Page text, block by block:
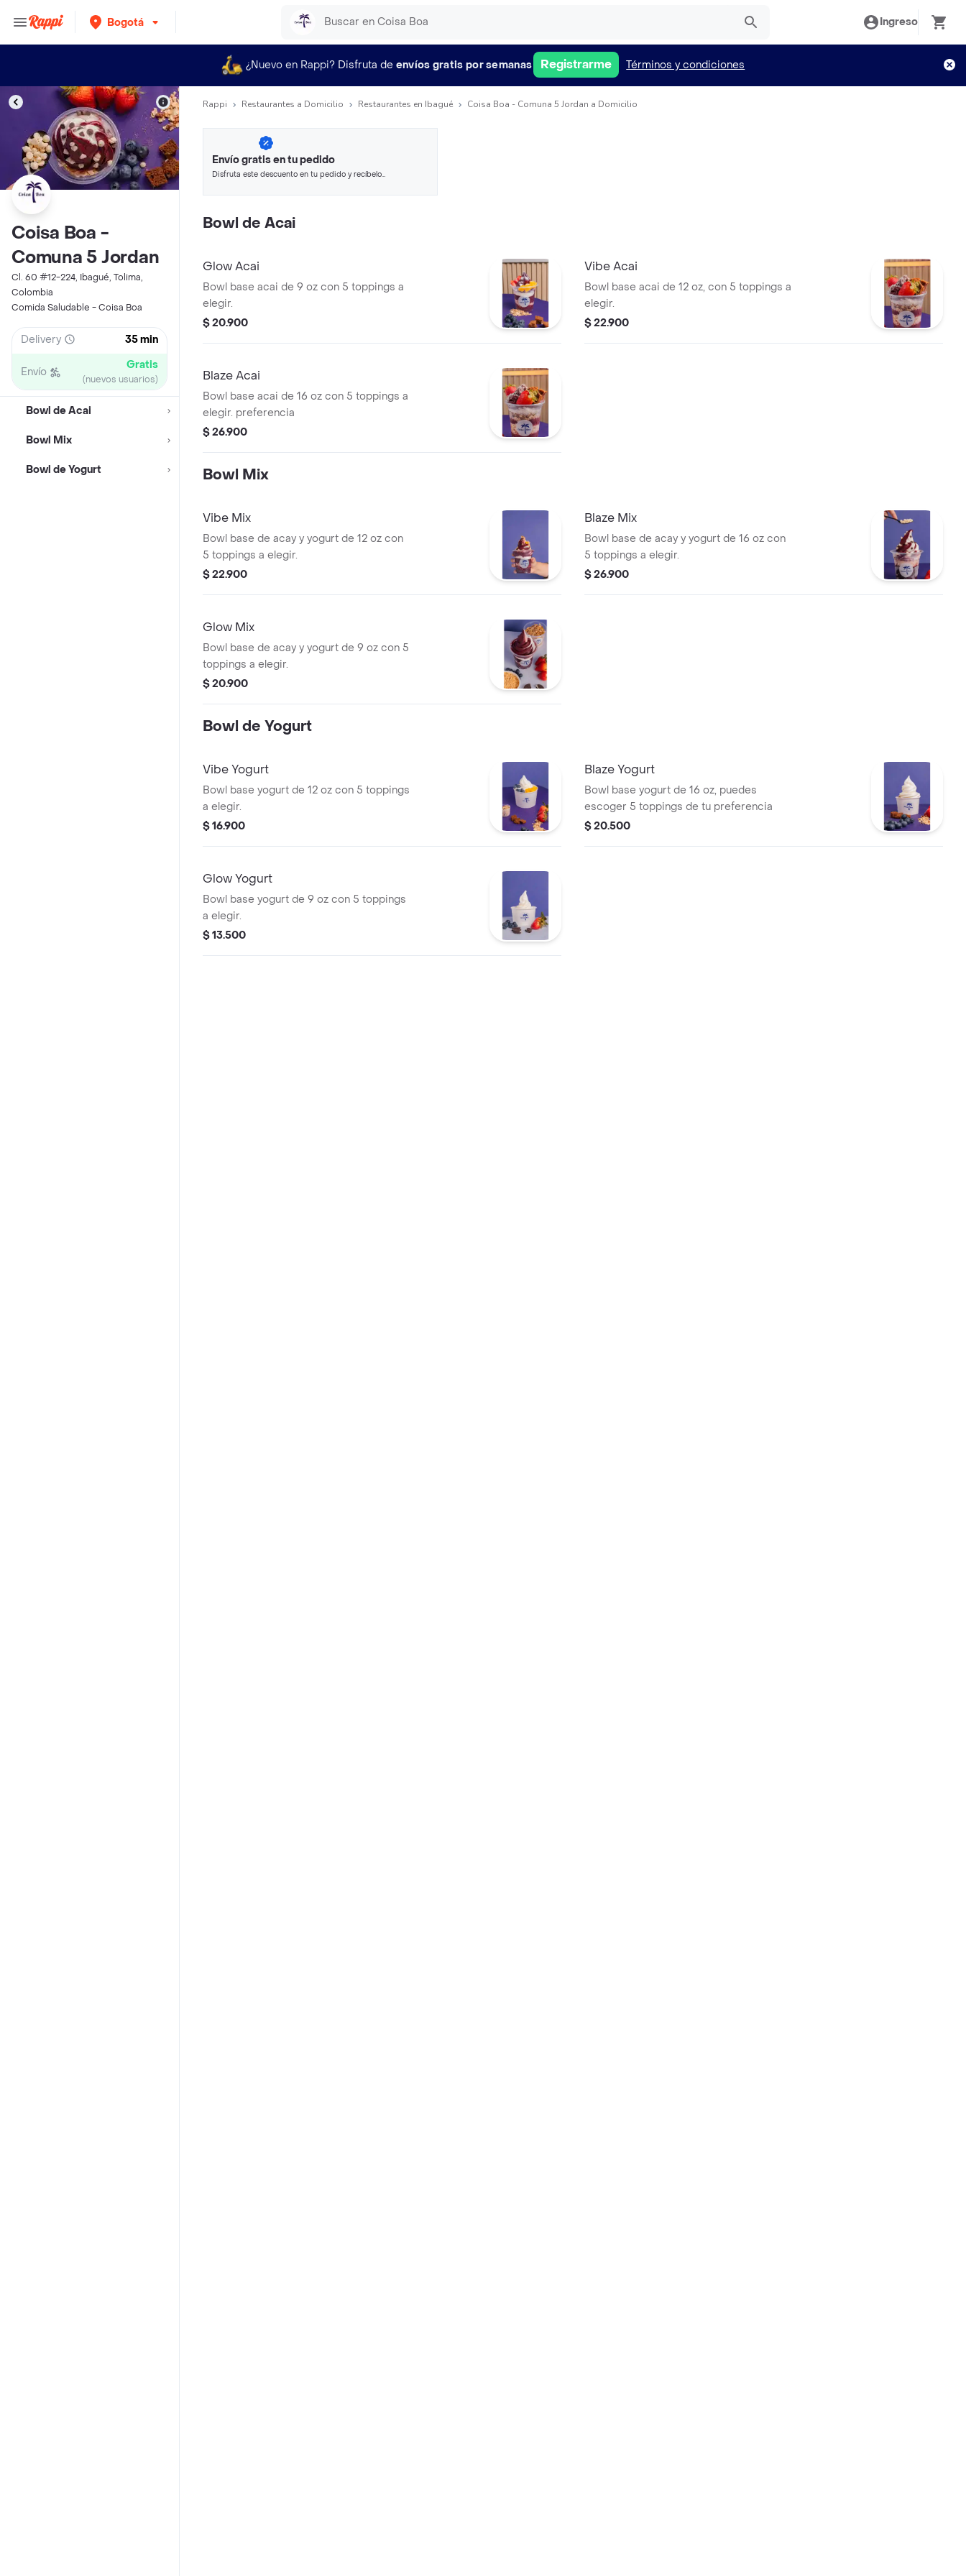
Bogotá Ingreso
¿Nuevo en Rappi? Disfruta de envíos gratis por semanas Registrarme Términos y condiciones
Coisa Boa -
Comuna 5 Jordan
Cl. 60 #12-224, Ibagué, Tolima,
Colombia
Comida Saludable - Coisa Boa
Delivery 35 min
Envío Gratis
(nuevos usuarios)
Bowl de Acai
Bowl Mix
Bowl de Yogurt
Rappi Restaurantes a Domicilio Restaurantes en Ibagué Coisa Boa - Comuna 5 Jordan a Domicilio
Envío gratis en tu pedido
Disfruta este descuento en tu pedido y recíbelo
Bowl de Acai
Glow Acai
Bowl base acai de 9 oz con 5 toppings a
elegir.
$ 20.900
Vibe Acai
Bowl base acai de 12 oz, con 5 toppings a
elegir.
$ 22.900
Blaze Acai
Bowl base acai de 16 oz con 5 toppings a
elegir. preferencia
$ 26.900
Bowl Mix
Vibe Mix
Bowl base de acay y yogurt de 12 oz con
5 toppings a elegir.
$ 22.900
Blaze Mix
Bowl base de acay y yogurt de 16 oz con
5 toppings a elegir.
$ 26.900
Glow Mix
Bowl base de acay y yogurt de 9 oz con 5
toppings a elegir.
$ 20.900
Bowl de Yogurt
Vibe Yogurt
Bowl base yogurt de 12 oz con 5 toppings
a elegir.
$ 16.900
Blaze Yogurt
Bowl base yogurt de 16 oz, puedes
escoger 5 toppings de tu preferencia
$ 20.500
Glow Yogurt
Bowl base yogurt de 9 oz con 5 toppings
a elegir.
$ 13.500